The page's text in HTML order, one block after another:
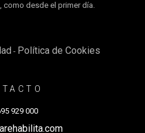
como desde el primer día.
- Política de Cookies
929 000